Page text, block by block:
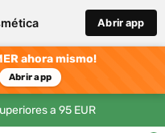
Abrir app
ahora mismo!
Abrir app
a 95 EUR